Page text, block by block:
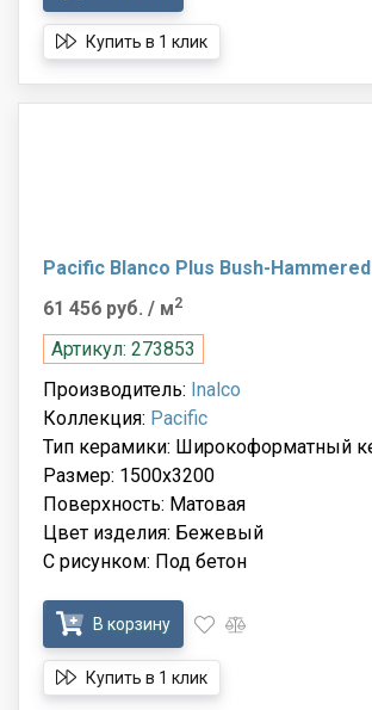
Купить в 1 клик
Pacific Blanco Plus Bush-
61 456 руб. / м2
Артикул: 273853
Производитель: Inalco
Коллекция: Pacific
Тип керамики: Широкоформатный
Размер: 1500x3200
Поверхность: Матовая
Цвет изделия: Бежевый
С рисунком: Под бетон
В корзину
Купить в 1 клик